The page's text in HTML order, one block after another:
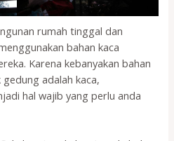
rumah tinggal dan
bahan kaca
Karena kebanyakan bahan
adalah kaca,
hal wajib yang perlu anda